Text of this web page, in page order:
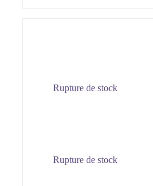
Rupture de stock
Rupture de stock